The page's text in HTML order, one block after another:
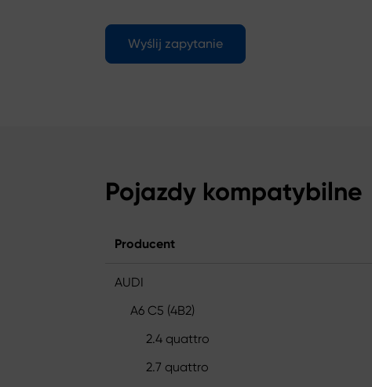
Wyślij zapytanie
Pojazdy kompatybilne
Producent
AUDI
A6 C5 (4B2)
2.4 quattro
2.7 quattro